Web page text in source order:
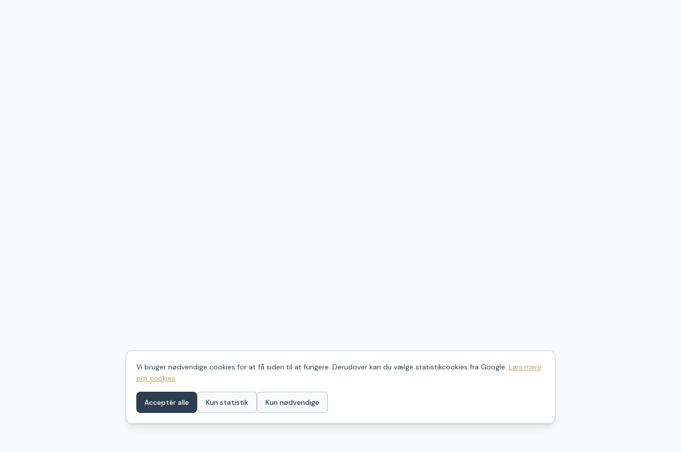
Vi bruger nødvendige cookies for at få siden til at fungere. Derudover kan du vælge statistikcookies fra Google. Læs mere
om cookies
Acceptér alle Kun statistik Kun nødvendige